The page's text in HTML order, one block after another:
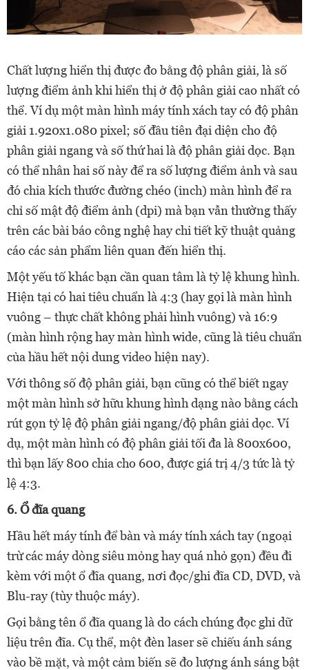
Chất lượng hiển thị được đo bằng độ phân giải, là số
lượng điểm ảnh khi hiển thị ở độ phân giải cao nhất có
thể. Ví dụ một màn hình máy tính xách tay có độ phân
giải 1.920x1.080 pixel; số đầu tiên đại diện cho độ
phân giải ngang và số thứ hai là độ phân giải dọc. Bạn
có thể nhân hai số này để ra số lượng điểm ảnh và sau
đó chia kích thước đường chéo (inch) màn hình để ra
chỉ số mật độ điểm ảnh (dpi) mà bạn vẫn thường thấy
trên các bài báo công nghệ hay chi tiết kỹ thuật quảng
cáo các sản phẩm liên quan đến hiển thị.
Một yếu tố khác bạn cần quan tâm là tỷ lệ khung hình.
Hiện tại có hai tiêu chuẩn là 4:3 (hay gọi là màn hình
vuông – thực chất không phải hình vuông) và 16:9
(màn hình rộng hay màn hình wide, cũng là tiêu chuẩn
của hầu hết nội dung video hiện nay).
Với thông số độ phân giải, bạn cũng có thể biết ngay
một màn hình sở hữu khung hình dạng nào bằng cách
rút gọn tỷ lệ độ phân giải ngang/độ phân giải dọc. Ví
dụ, một màn hình có độ phân giải tối đa là 800x600,
thì bạn lấy 800 chia cho 600, được giá trị 4/3 tức là tỷ
lệ 4:3.
6. Ổ đĩa quang
Hầu hết máy tính để bàn và máy tính xách tay (ngoại
trừ các máy dòng siêu mỏng hay quá nhỏ gọn) đều đi
kèm với một ổ đĩa quang, nơi đọc/ghi đĩa CD, DVD, và
Blu-ray (tùy thuộc máy).
Gọi bằng tên ổ đĩa quang là do cách chúng đọc ghi dữ
liệu trên đĩa. Cụ thể, một đèn laser sẽ chiếu ánh sáng
vào bề mặt, và một cảm biến sẽ đo lượng ánh sáng bật